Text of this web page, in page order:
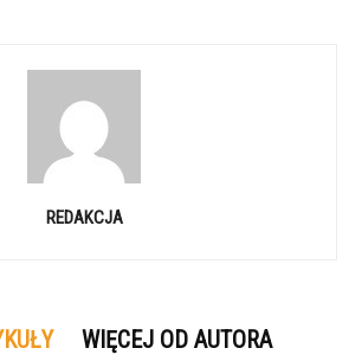
REDAKCJA
WIĘCEJ OD AUTORA